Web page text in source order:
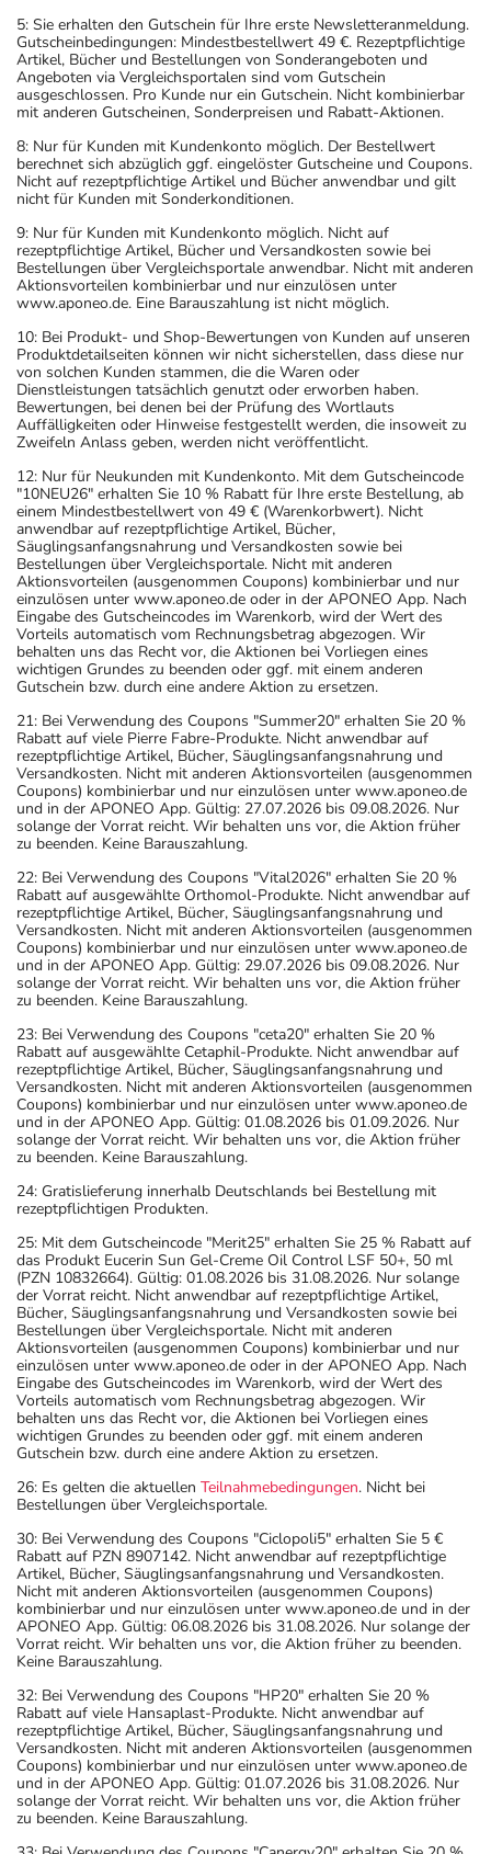
5: Sie erhalten den Gutschein für Ihre erste Newsletteranmeldung.
Gutscheinbedingungen: Mindestbestellwert 49 €. Rezeptpflichtige
Artikel, Bücher und Bestellungen von Sonderangeboten und
Angeboten via Vergleichsportalen sind vom Gutschein
ausgeschlossen. Pro Kunde nur ein Gutschein. Nicht kombinierbar
mit anderen Gutscheinen, Sonderpreisen und Rabatt-Aktionen.
8: Nur für Kunden mit Kundenkonto möglich. Der Bestellwert
berechnet sich abzüglich ggf. eingelöster Gutscheine und Coupons.
Nicht auf rezeptpflichtige Artikel und Bücher anwendbar und gilt
nicht für Kunden mit Sonderkonditionen.
9: Nur für Kunden mit Kundenkonto möglich. Nicht auf
rezeptpflichtige Artikel, Bücher und Versandkosten sowie bei
Bestellungen über Vergleichsportale anwendbar. Nicht mit anderen
Aktionsvorteilen kombinierbar und nur einzulösen unter
www.aponeo.de. Eine Barauszahlung ist nicht möglich.
10: Bei Produkt- und Shop-Bewertungen von Kunden auf unseren
Produktdetailseiten können wir nicht sicherstellen, dass diese nur
von solchen Kunden stammen, die die Waren oder
Dienstleistungen tatsächlich genutzt oder erworben haben.
Bewertungen, bei denen bei der Prüfung des Wortlauts
Auffälligkeiten oder Hinweise festgestellt werden, die insoweit zu
Zweifeln Anlass geben, werden nicht veröffentlicht.
12: Nur für Neukunden mit Kundenkonto. Mit dem Gutscheincode
"10NEU26" erhalten Sie 10 % Rabatt für Ihre erste Bestellung, ab
einem Mindestbestellwert von 49 € (Warenkorbwert). Nicht
anwendbar auf rezeptpflichtige Artikel, Bücher,
Säuglingsanfangsnahrung und Versandkosten sowie bei
Bestellungen über Vergleichsportale. Nicht mit anderen
Aktionsvorteilen (ausgenommen Coupons) kombinierbar und nur
einzulösen unter www.aponeo.de oder in der APONEO App. Nach
Eingabe des Gutscheincodes im Warenkorb, wird der Wert des
Vorteils automatisch vom Rechnungsbetrag abgezogen. Wir
behalten uns das Recht vor, die Aktionen bei Vorliegen eines
wichtigen Grundes zu beenden oder ggf. mit einem anderen
Gutschein bzw. durch eine andere Aktion zu ersetzen.
21: Bei Verwendung des Coupons "Summer20" erhalten Sie 20 %
Rabatt auf viele Pierre Fabre-Produkte. Nicht anwendbar auf
rezeptpflichtige Artikel, Bücher, Säuglingsanfangsnahrung und
Versandkosten. Nicht mit anderen Aktionsvorteilen (ausgenommen
Coupons) kombinierbar und nur einzulösen unter www.aponeo.de
und in der APONEO App. Gültig: 27.07.2026 bis 09.08.2026. Nur
solange der Vorrat reicht. Wir behalten uns vor, die Aktion früher
zu beenden. Keine Barauszahlung.
22: Bei Verwendung des Coupons "Vital2026" erhalten Sie 20 %
Rabatt auf ausgewählte Orthomol-Produkte. Nicht anwendbar auf
rezeptpflichtige Artikel, Bücher, Säuglingsanfangsnahrung und
Versandkosten. Nicht mit anderen Aktionsvorteilen (ausgenommen
Coupons) kombinierbar und nur einzulösen unter www.aponeo.de
und in der APONEO App. Gültig: 29.07.2026 bis 09.08.2026. Nur
solange der Vorrat reicht. Wir behalten uns vor, die Aktion früher
zu beenden. Keine Barauszahlung.
23: Bei Verwendung des Coupons "ceta20" erhalten Sie 20 %
Rabatt auf ausgewählte Cetaphil-Produkte. Nicht anwendbar auf
rezeptpflichtige Artikel, Bücher, Säuglingsanfangsnahrung und
Versandkosten. Nicht mit anderen Aktionsvorteilen (ausgenommen
Coupons) kombinierbar und nur einzulösen unter www.aponeo.de
und in der APONEO App. Gültig: 01.08.2026 bis 01.09.2026. Nur
solange der Vorrat reicht. Wir behalten uns vor, die Aktion früher
zu beenden. Keine Barauszahlung.
24: Gratislieferung innerhalb Deutschlands bei Bestellung mit
rezeptpflichtigen Produkten.
25: Mit dem Gutscheincode "Merit25" erhalten Sie 25 % Rabatt auf
das Produkt Eucerin Sun Gel-Creme Oil Control LSF 50+, 50 ml
(PZN 10832664). Gültig: 01.08.2026 bis 31.08.2026. Nur solange
der Vorrat reicht. Nicht anwendbar auf rezeptpflichtige Artikel,
Bücher, Säuglingsanfangsnahrung und Versandkosten sowie bei
Bestellungen über Vergleichsportale. Nicht mit anderen
Aktionsvorteilen (ausgenommen Coupons) kombinierbar und nur
einzulösen unter www.aponeo.de oder in der APONEO App. Nach
Eingabe des Gutscheincodes im Warenkorb, wird der Wert des
Vorteils automatisch vom Rechnungsbetrag abgezogen. Wir
behalten uns das Recht vor, die Aktionen bei Vorliegen eines
wichtigen Grundes zu beenden oder ggf. mit einem anderen
Gutschein bzw. durch eine andere Aktion zu ersetzen.
26: Es gelten die aktuellen Teilnahmebedingungen. Nicht bei
Bestellungen über Vergleichsportale.
30: Bei Verwendung des Coupons "Ciclopoli5" erhalten Sie 5 €
Rabatt auf PZN 8907142. Nicht anwendbar auf rezeptpflichtige
Artikel, Bücher, Säuglingsanfangsnahrung und Versandkosten.
Nicht mit anderen Aktionsvorteilen (ausgenommen Coupons)
kombinierbar und nur einzulösen unter www.aponeo.de und in der
APONEO App. Gültig: 06.08.2026 bis 31.08.2026. Nur solange der
Vorrat reicht. Wir behalten uns vor, die Aktion früher zu beenden.
Keine Barauszahlung.
32: Bei Verwendung des Coupons "HP20" erhalten Sie 20 %
Rabatt auf viele Hansaplast-Produkte. Nicht anwendbar auf
rezeptpflichtige Artikel, Bücher, Säuglingsanfangsnahrung und
Versandkosten. Nicht mit anderen Aktionsvorteilen (ausgenommen
Coupons) kombinierbar und nur einzulösen unter www.aponeo.de
und in der APONEO App. Gültig: 01.07.2026 bis 31.08.2026. Nur
solange der Vorrat reicht. Wir behalten uns vor, die Aktion früher
zu beenden. Keine Barauszahlung.